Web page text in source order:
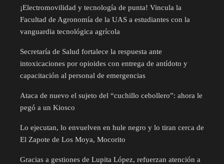
¡Electromovilidad y tecnología de punta! Vincula la
Facultad de Agronomía de la UAS a estudiantes con la
vanguardia tecnológica agrícola
Secretaría de Salud fortalece la respuesta ante
intoxicaciones por opioides con entrega de antídoto y
capacitación al personal de emergencias
Ataca de nuevo el sujeto del “cuchillo cebollero”: ahora le
pegó a un Kiosco
Lo ejecutan, lo envuelven en hule negro y lo tiran cerca de
El Zapote de Los Moya, Mocorito
Gracias a gestiones de Lupita López, refuerzan atención a